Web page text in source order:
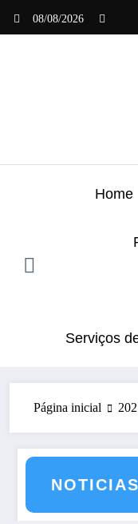
08/08/2026
Home
Serviços
Página inicial
e 12 de julho de